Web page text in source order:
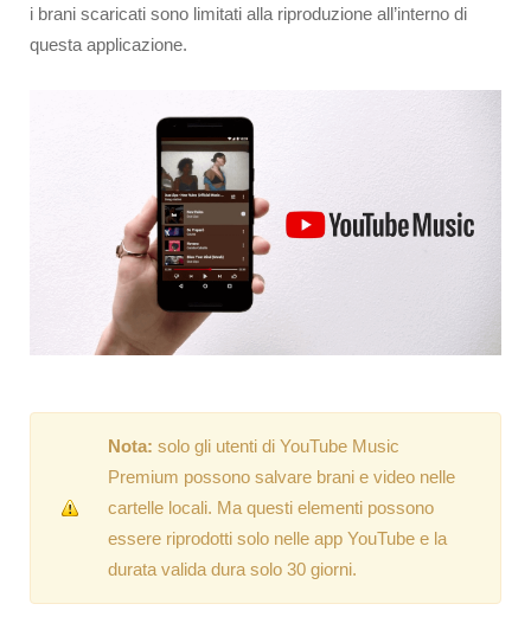
i brani scaricati sono limitati alla riproduzione all’interno di
questa applicazione.
Nota: solo gli utenti di YouTube Music
Premium possono salvare brani e video nelle
cartelle locali. Ma questi elementi possono
essere riprodotti solo nelle app YouTube e la
durata valida dura solo 30 giorni.